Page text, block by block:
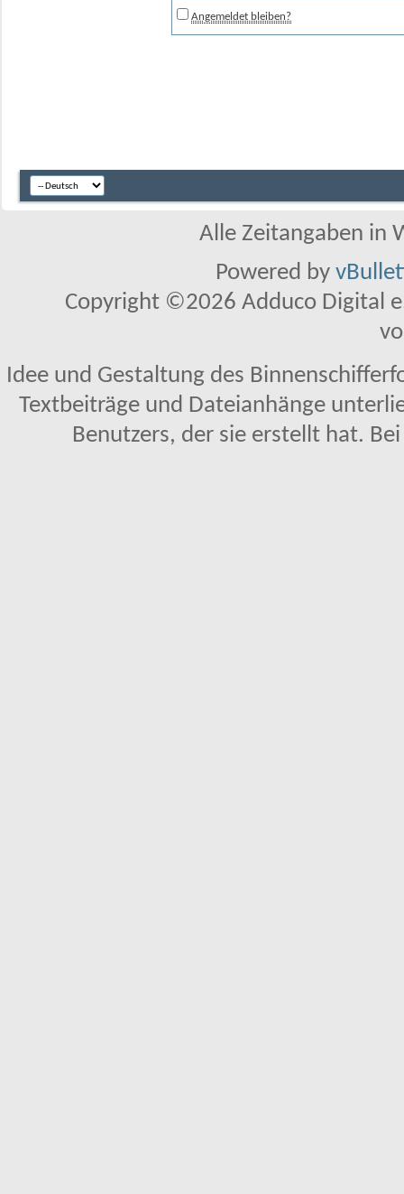
Angemeldet bleiben?
Alle Zeitangaben in
Powered by
Copyright ©2026 Adduco Digital
Idee und Gestaltung des
Textbeiträge und Dateianhänge
Benutzers, der sie erstellt hat.